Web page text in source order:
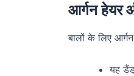
आर्गन हेयर
बालों के लिए
यह